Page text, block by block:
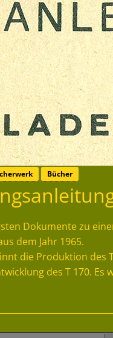
Bücher
Dokumente zu
dem Jahr 1965.
die Produktion des
des T 170.